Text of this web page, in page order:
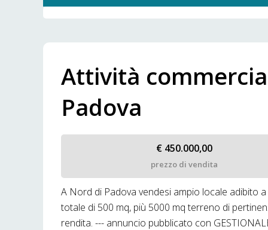
Attività
Padova
€ 450.000,00
prezzo di vendita
A Nord di Padova vendesi ampio locale adibito
totale di 500 mq, più 5000 mq terreno di
rendita. --- annuncio pubblicato con